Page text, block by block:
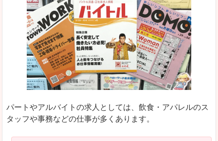
パートやアルバイトの求人としては、飲食・アパレルのス
タッフや事務などの仕事が多くあります。